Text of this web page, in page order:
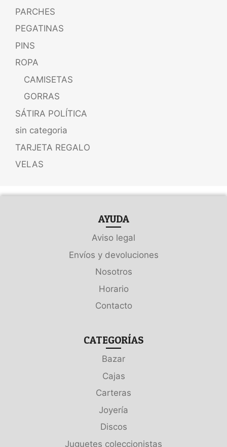
PARCHES
PEGATINAS
PINS
ROPA
CAMISETAS
GORRAS
SÁTIRA POLÍTICA
sin categoria
TARJETA REGALO
VELAS
AYUDA
Aviso legal
Envíos y devoluciones
Nosotros
Horario
Contacto
CATEGORÍAS
Bazar
Cajas
Carteras
Joyería
Discos
Juguetes coleccionistas